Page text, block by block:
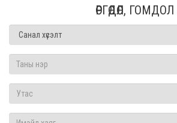
ӨРГӨДӨЛ, ГОМДОЛ